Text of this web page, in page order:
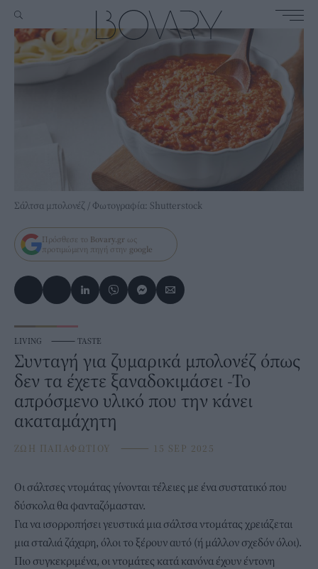
Σάλτσα μπολονέζ / Φωτογραφία: Shutterstock
Πρόσθεσε το Bovary.gr ως
προτιμώμενη πηγή στην google
LIVING ⸻ TASTE
Συνταγή για ζυμαρικά μπολονέζ όπως
δεν τα έχετε ξαναδοκιμάσει -Το
απρόσμενο υλικό που την κάνει
ακαταμάχητη
ΖΩΗ ΠΑΠΑΦΩΤΙΟΥ ⸻ 15 SEP 2025
Οι σάλτσες ντομάτας γίνονται τέλειες με ένα συστατικό που
δύσκολα θα φανταζόμασταν.
Για να ισορροπήσει γευστικά μια σάλτσα ντομάτας χρειάζεται
μια σταλιά ζάχαρη, όλοι το ξέρουν αυτό (ή μάλλον σχεδόν όλοι).
Πιο συγκεκριμένα, οι ντομάτες κατά κανόνα έχουν έντονη